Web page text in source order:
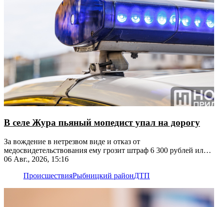
В селе Жура пьяный мопедист упал на дорогу
За вождение в нетрезвом виде и отказ от
медосвидетельствования ему грозит штраф 6 300 рублей или
лишение прав
06 Авг., 2026, 15:16
ПроисшествияРыбницкий районДТП